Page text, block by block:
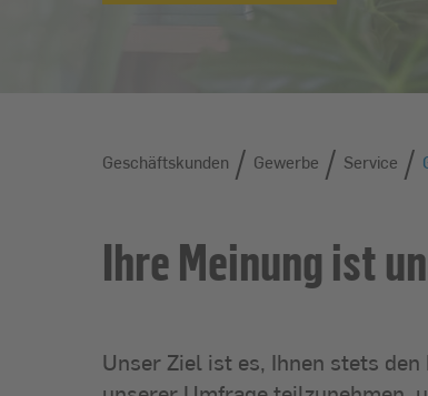
Geschäftskunden
Geschäftskunden / Gewerbe / Service /
Ihre Meinung ist
Unser Ziel ist es, Ihnen stets